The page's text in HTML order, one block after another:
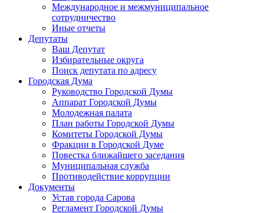
Международное и межмуниципальное
сотрудничество
Иные отчеты
Депутаты
Ваш Депутат
Избирательные округа
Поиск депутата по адресу
Городская Дума
Руководство Городской Думы
Аппарат Городской Думы
Молодежная палата
План работы Городской Думы
Комитеты Городской Думы
Фракции в Городской Думе
Повестка ближайшего заседания
Муниципальная служба
Противодействие коррупции
Документы
Устав города Сарова
Регламент Городской Думы